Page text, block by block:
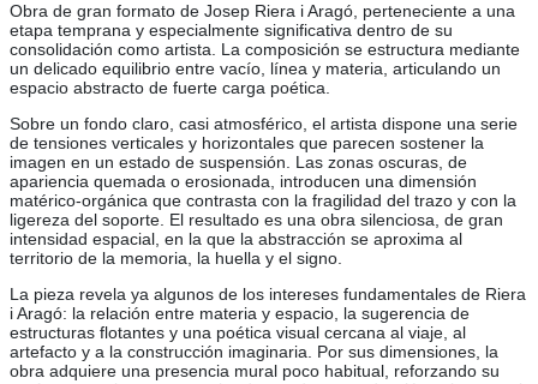
Obra de gran formato de Josep Riera i Aragó, perteneciente a una
etapa temprana y especialmente significativa dentro de su
consolidación como artista. La composición se estructura mediante
un delicado equilibrio entre vacío, línea y materia, articulando un
espacio abstracto de fuerte carga poética.
Sobre un fondo claro, casi atmosférico, el artista dispone una serie
de tensiones verticales y horizontales que parecen sostener la
imagen en un estado de suspensión. Las zonas oscuras, de
apariencia quemada o erosionada, introducen una dimensión
matérico-orgánica que contrasta con la fragilidad del trazo y con la
ligereza del soporte. El resultado es una obra silenciosa, de gran
intensidad espacial, en la que la abstracción se aproxima al
territorio de la memoria, la huella y el signo.
La pieza revela ya algunos de los intereses fundamentales de Riera
i Aragó: la relación entre materia y espacio, la sugerencia de
estructuras flotantes y una poética visual cercana al viaje, al
artefacto y a la construcción imaginaria. Por sus dimensiones, la
obra adquiere una presencia mural poco habitual, reforzando su